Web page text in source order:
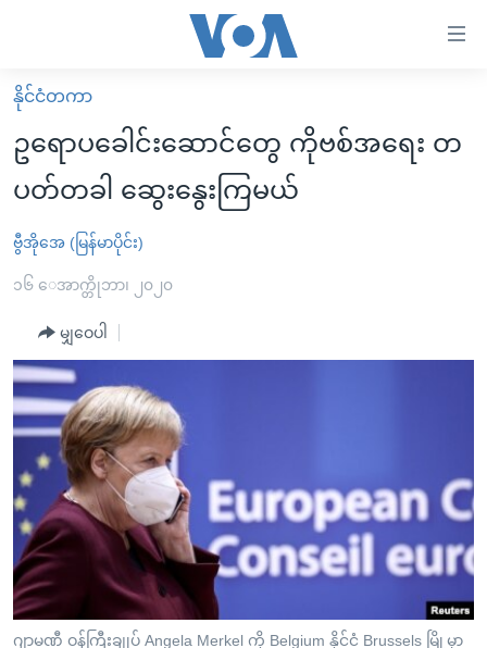
လွယ်ကူ
စေ
သည့်
များ
ပင်မ
ကျော်
ကြည့်
ရန်
အ
ညွန်း
စာမျက်နှာ
သို့
ကျော်
ကြည့်
မူလစာမျက်နှာ
မြန်မာ
ကမ္ဘာ့သတင်းများ
နိုင်ငံတကာ
အစ္စရေး-ပါလက်စတိုင်း
ဗွီဒီယို
သတင်းလွတ်လပ်ခွင့်
အင်္ဂလိပ်စာလေ့လာမယ်
အမေရိကန်သုံးအီဒီယံ
မကြေးမုံရဲ့ အင်္ဂလိပ်စာ
ရုပ်ရှင်ထဲက အင်္ဂလိပ်စာ
သုတပဒေသာ အင်္ဂလိပ်စာ
အပတ်စဉ်ကဏ္ဍများ
ရေဒီယို
တီဗွီ
ရေဒီယိုနှင့်ရုပ်သံ အချက်အလက်များ
ရေဒီယို/တီဗွီအစီအစဉ်
Learning English
ဗွီအိုအေ လူမှုကွန်ယက်များ
နိုင်ငံတကာ
ဥရောပခေါင်းဆောင်တွေ ကိုဗစ်အရေး တ
ပတ်တခါ ဆွေးနွေးကြမယ်
ဗွီအိုအေ (မြန်မာပိုင်း)
၁၆ ေအာက္တိုဘာ၊ ၂၀၂၀
မျှဝေပါ
ဂျာမဏီ ဝန်ကြီးချုပ် Angela Merkel ကို Belgium နိုင်ငံ Brussels မြို့မှာ